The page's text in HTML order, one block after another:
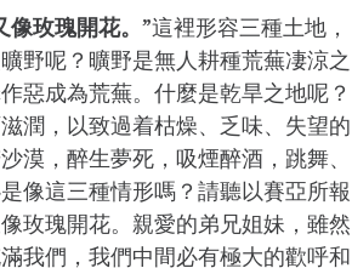
玫瑰開花。 ”這裡形容三種土地，
野呢？曠野是無人耕種荒蕪凄涼之
惡成為荒蕪。什麼是乾旱之地呢？
潤，以致過着枯燥、乏味、失望的
漠，醉生夢死，吸煙醉酒，跳舞、
像這三種情形嗎？請聽以賽亞所報
玫瑰開花。親愛的弟兄姐妹，雖然
我們，我們中間必有極大的歡呼和